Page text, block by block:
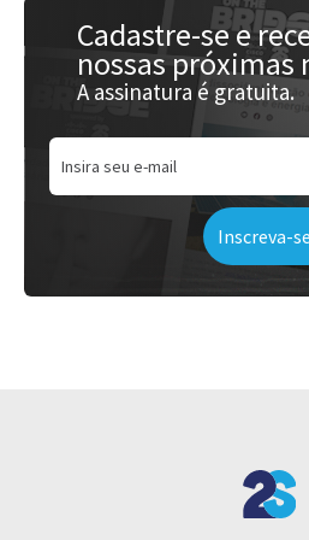
Cadastre-se e
nossas próximas
A assinatura é gratuita.